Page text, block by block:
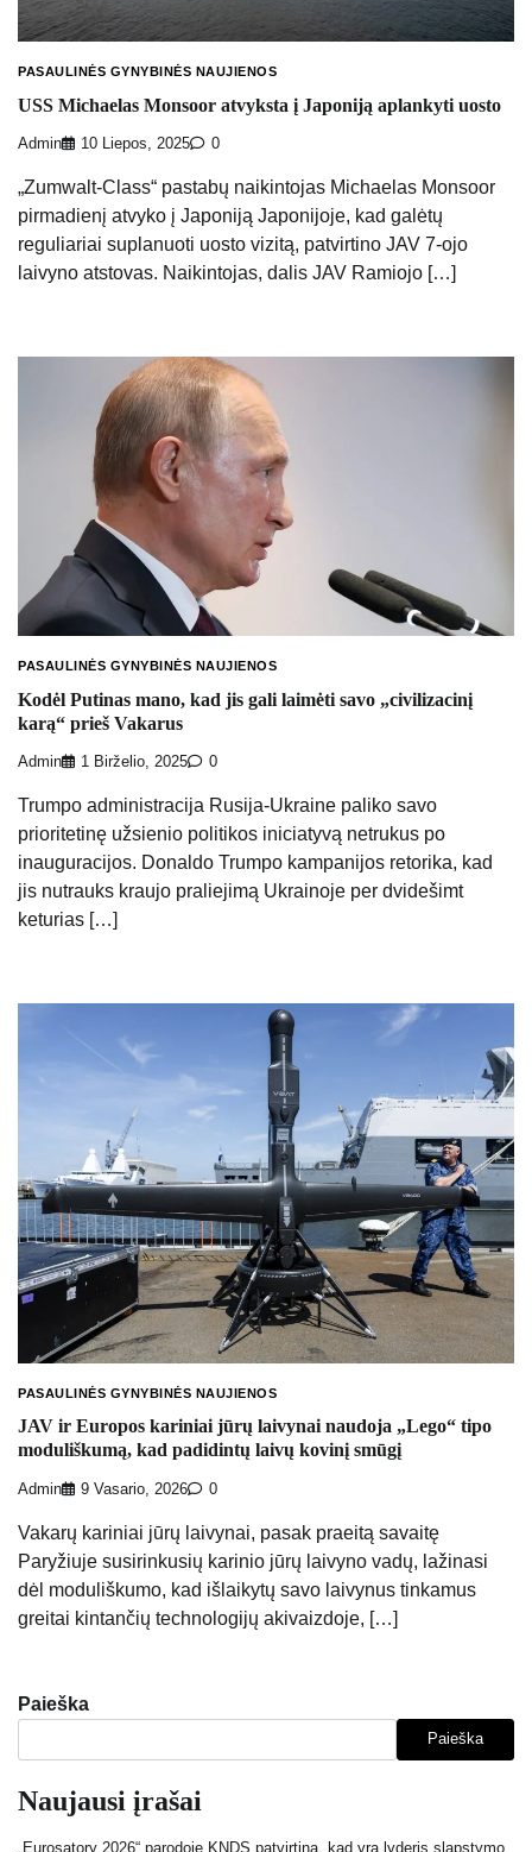
PASAULINĖS GYNYBINĖS NAUJIENOS
USS Michaelas Monsoor atvyksta į Japoniją aplankyti uosto
Admin 10 Liepos, 2025 0
„Zumwalt-Class“ pastabų naikintojas Michaelas Monsoor
pirmadienį atvyko į Japoniją Japonijoje, kad galėtų
reguliariai suplanuoti uosto vizitą, patvirtino JAV 7-ojo
laivyno atstovas. Naikintojas, dalis JAV Ramiojo […]
PASAULINĖS GYNYBINĖS NAUJIENOS
Kodėl Putinas mano, kad jis gali laimėti savo „civilizacinį
karą“ prieš Vakarus
Admin 1 Birželio, 2025 0
Trumpo administracija Rusija-Ukraine paliko savo
prioritetinę užsienio politikos iniciatyvą netrukus po
inauguracijos. Donaldo Trumpo kampanijos retorika, kad
jis nutrauks kraujo praliejimą Ukrainoje per dvidešimt
keturias […]
PASAULINĖS GYNYBINĖS NAUJIENOS
JAV ir Europos kariniai jūrų laivynai naudoja „Lego“ tipo
moduliškumą, kad padidintų laivų kovinį smūgį
Admin 9 Vasario, 2026 0
Vakarų kariniai jūrų laivynai, pasak praeitą savaitę
Paryžiuje susirinkusių karinio jūrų laivyno vadų, lažinasi
dėl moduliškumo, kad išlaikytų savo laivynus tinkamus
greitai kintančių technologijų akivaizdoje, […]
Paieška
Paieška
Naujausi įrašai
„Eurosatory 2026“ parodoje KNDS patvirtina, kad yra lyderis slapstymo